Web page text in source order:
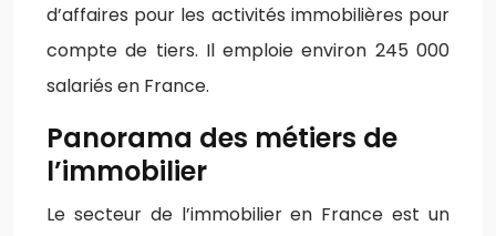
d’affaires pour les activités immobilières pour
compte de tiers. Il emploie environ 245 000
salariés en France.
Panorama des métiers de
l’immobilier
Le secteur de l’immobilier en France est un